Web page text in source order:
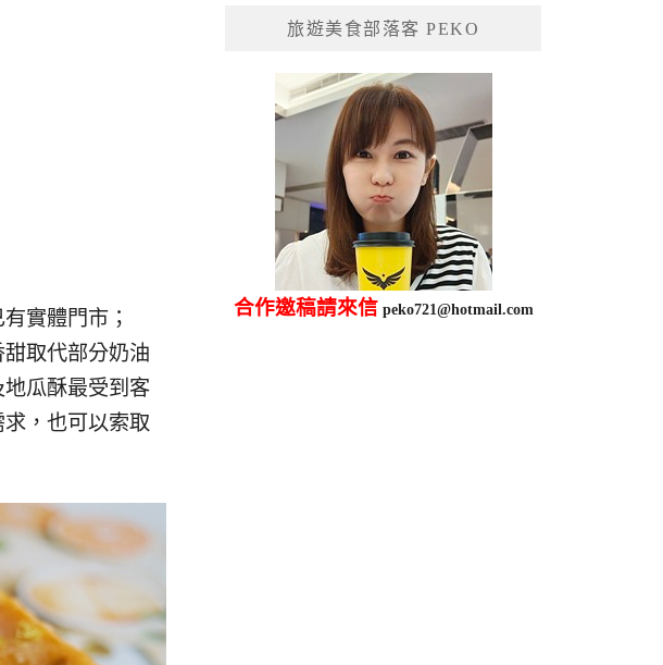
實體門市；
甜取代部分奶油
瓜酥最受到客
求，也可以索取
旅遊美食部落客 PEKO
合作邀稿請來信 peko721@hotmail.com